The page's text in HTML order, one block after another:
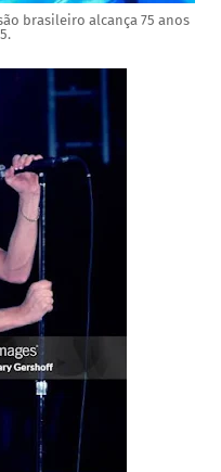
brasileiro alcança 75 anos